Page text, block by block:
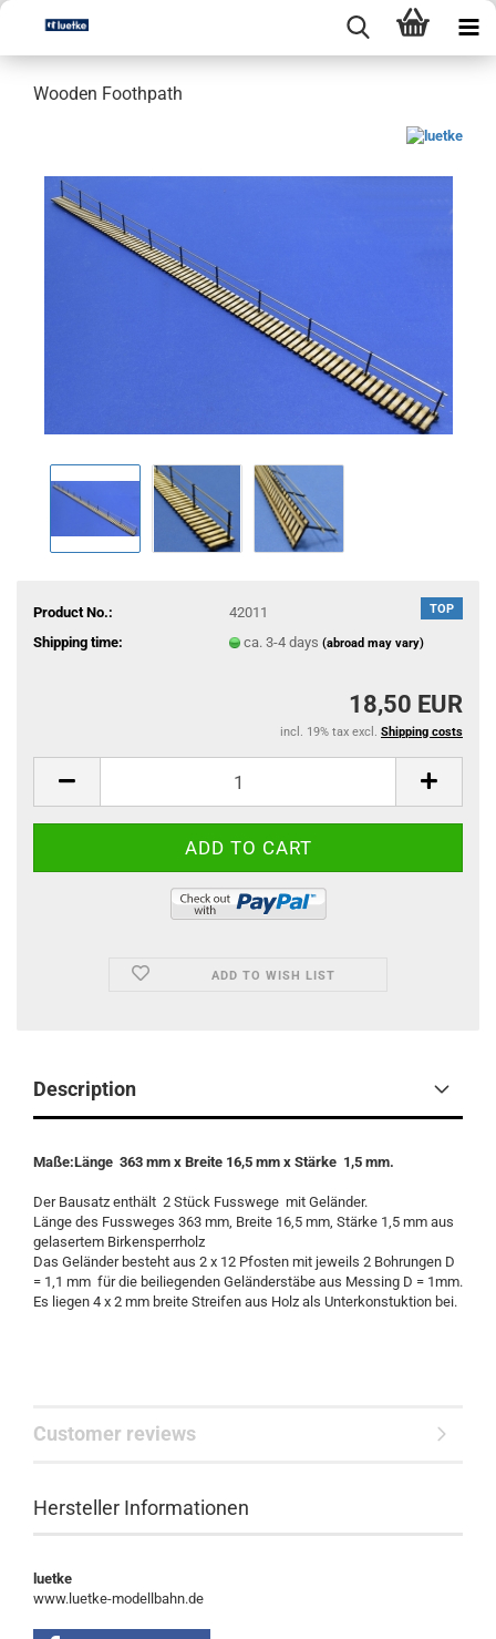
Wooden Foothpath
TOP
Product No.:
42011
Shipping time:
ca. 3-4 days (abroad may vary)
18,50 EUR
incl. 19% tax excl. Shipping costs
ADD TO WISH LIST
Description
Maße:Länge 363 mm x Breite 16,5 mm x Stärke 1,5 mm.
Der Bausatz enthält 2 Stück Fusswege mit Geländer.
Länge des Fussweges 363 mm, Breite 16,5 mm, Stärke 1,5 mm aus
gelasertem Birkensperrholz
Das Geländer besteht aus 2 x 12 Pfosten mit jeweils 2 Bohrungen D
= 1,1 mm für die beiliegenden Geländerstäbe aus Messing D = 1mm.
Es liegen 4 x 2 mm breite Streifen aus Holz als Unterkonstuktion bei.
Customer reviews
Hersteller Informationen
luetke
www.luetke-modellbahn.de